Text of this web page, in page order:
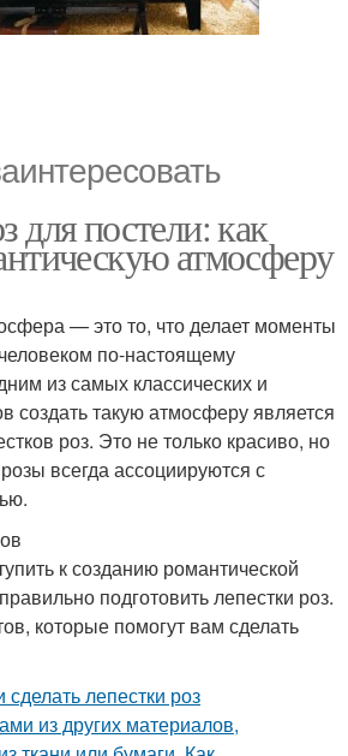
для постели: как
атмосферу
— это то, что делает моменты
по-настоящему
из самых классических и
создать такую атмосферу является
роз. Это не только красиво, но
всегда ассоциируются с
к созданию романтической
подготовить лепестки роз.
которые помогут вам сделать